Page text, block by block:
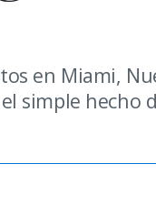
en Miami,
simple hecho